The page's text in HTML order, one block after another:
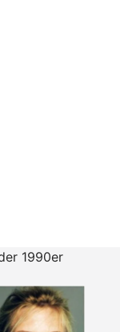
1990er